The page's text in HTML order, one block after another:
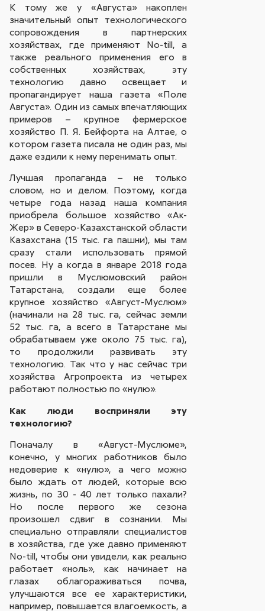
К тому же у «Августа» накоплен
значительный опыт технологического
сопровождения в партнерских
хозяйствах, где применяют No-till, а
также реального применения его в
собственных хозяйствах, эту
технологию давно освещает и
пропагандирует наша газета «Поле
Августа». Один из самых впечатляющих
примеров – крупное фермерское
хозяйство П. Я. Бейфорта на Алтае, о
котором газета писала не один раз, мы
даже ездили к нему перенимать опыт.
Лучшая пропаганда – не только
словом, но и делом. Поэтому, когда
четыре года назад наша компания
приобрела большое хозяйство «Ак-
Жер» в Северо-Казахстанской области
Казахстана (15 тыс. га пашни), мы там
сразу стали использовать прямой
посев. Ну а когда в январе 2018 года
пришли в Муслюмовский район
Татарстана, создали еще более
крупное хозяйство «Август-Муслюм»
(начинали на 28 тыс. га, сейчас земли
52 тыс. га, а всего в Татарстане мы
обрабатываем уже около 75 тыс. га),
то продолжили развивать эту
технологию. Так что у нас сейчас три
хозяйства Агропроекта из четырех
работают полностью по «нулю».
Как люди восприняли эту
технологию?
Поначалу в «Август-Муслюме»,
конечно, у многих работников было
недоверие к «нулю», а чего можно
было ждать от людей, которые всю
жизнь, по 30 - 40 лет только пахали?
Но после первого же сезона
произошел сдвиг в сознании. Мы
специально отправляли специалистов
в хозяйства, где уже давно применяют
No-till, чтобы они увидели, как реально
работает «ноль», как начинает на
глазах облагораживаться почва,
улучшаются все ее характеристики,
например, повышается влагоемкость, а